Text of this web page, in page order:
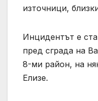
източници,
Инцидентът е
пред сграда на
8-ми район, на
Елизе.